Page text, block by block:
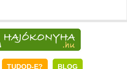
TUDOD-E? BLOG